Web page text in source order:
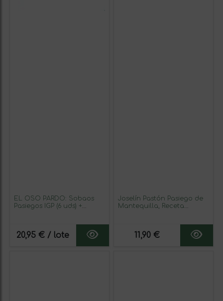
EL OSO PARDO: Sobaos
Pasiegos IGP (6 uds) +
Sabor y Textura Auténticos
20,95 € / lote
Joselín Pastón Pasiego de
Mantequilla, Receta
11,90 €